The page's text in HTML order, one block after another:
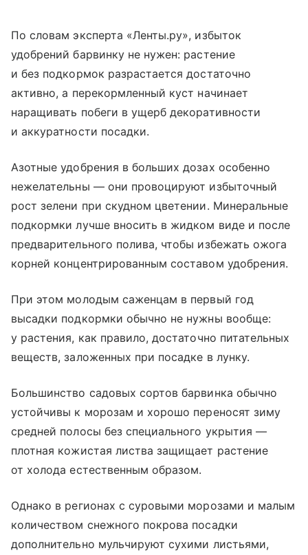
По словам эксперта «Ленты.ру», избыток
удобрений барвинку не нужен: растение
и без подкормок разрастается достаточно
активно, а перекормленный куст начинает
наращивать побеги в ущерб декоративности
и аккуратности посадки.
Азотные удобрения в больших дозах особенно
нежелательны — они провоцируют избыточный
рост зелени при скудном цветении. Минеральные
подкормки лучше вносить в жидком виде и после
предварительного полива, чтобы избежать ожога
корней концентрированным составом удобрения.
При этом молодым саженцам в первый год
высадки подкормки обычно не нужны вообще:
у растения, как правило, достаточно питательных
веществ, заложенных при посадке в лунку.
Большинство садовых сортов барвинка обычно
устойчивы к морозам и хорошо переносят зиму
средней полосы без специального укрытия —
плотная кожистая листва защищает растение
от холода естественным образом.
Однако в регионах с суровыми морозами и малым
количеством снежного покрова посадки
дополнительно мульчируют сухими листьями,